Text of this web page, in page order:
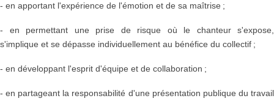
- en apportant l'expérience de l'émotion et de sa maîtrise ;
- en permettant une prise de risque où le chanteur s'expose,
s'implique et se dépasse individuellement au bénéfice du collectif ;
- en développant l'esprit d'équipe et de collaboration ;
- en partageant la responsabilité d'une présentation publique du travail